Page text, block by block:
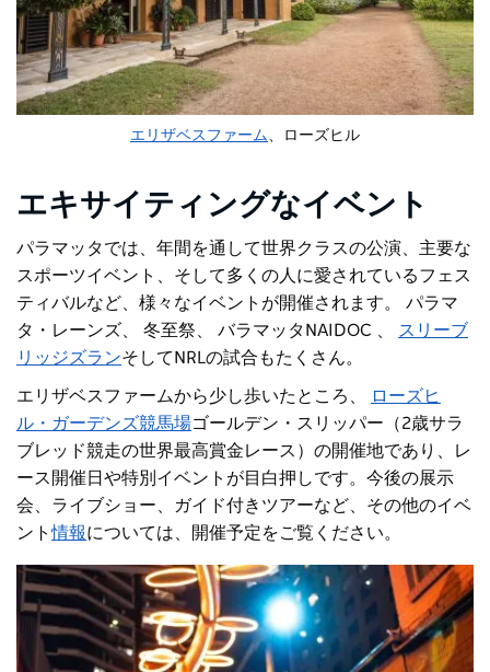
エリザベスファーム、ローズヒル
エキサイティングなイベント
パラマッタでは、年間を通して世界クラスの公演、主要な
スポーツイベント、そして多くの人に愛されているフェス
ティバルなど、様々なイベントが開催されます。 パラマ
タ・レーンズ、 冬至祭、 バラマッタNAIDOC 、 スリーブ
リッジズランそしてNRLの試合もたくさん。
エリザベスファームから少し歩いたところ、
ローズヒ
ル・ガーデンズ競馬場ゴールデン・スリッパー（2歳サラ
ブレッド競走の世界最高賞金レース）の開催地であり、レ
ース開催日や特別イベントが目白押しです。今後の展示
会、ライブショー、ガイド付きツアーなど、その他のイベ
ント情報については、開催予定をご覧ください。